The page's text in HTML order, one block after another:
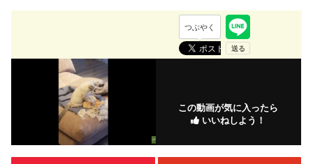
つぶやく
この動画が気に入ったら
いいねしよう！